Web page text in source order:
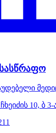
10, ბ 3-